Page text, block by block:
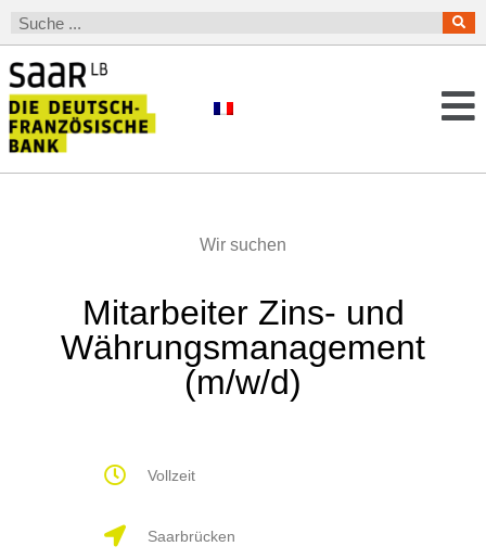
Wir suchen
Mitarbeiter Zins- und
Währungsmanagement
(m/w/d)
Vollzeit
Saarbrücken